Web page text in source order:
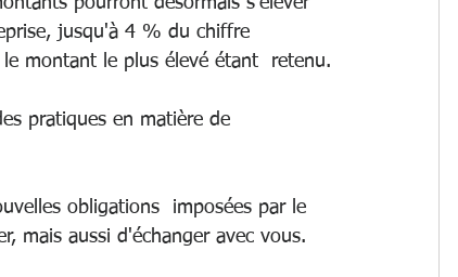
jusqu'à 4 % du chiffre
montant le plus élevé étant  retenu.
pratiques en matière de
obligations  imposées par le
mais aussi d'échanger avec vous.